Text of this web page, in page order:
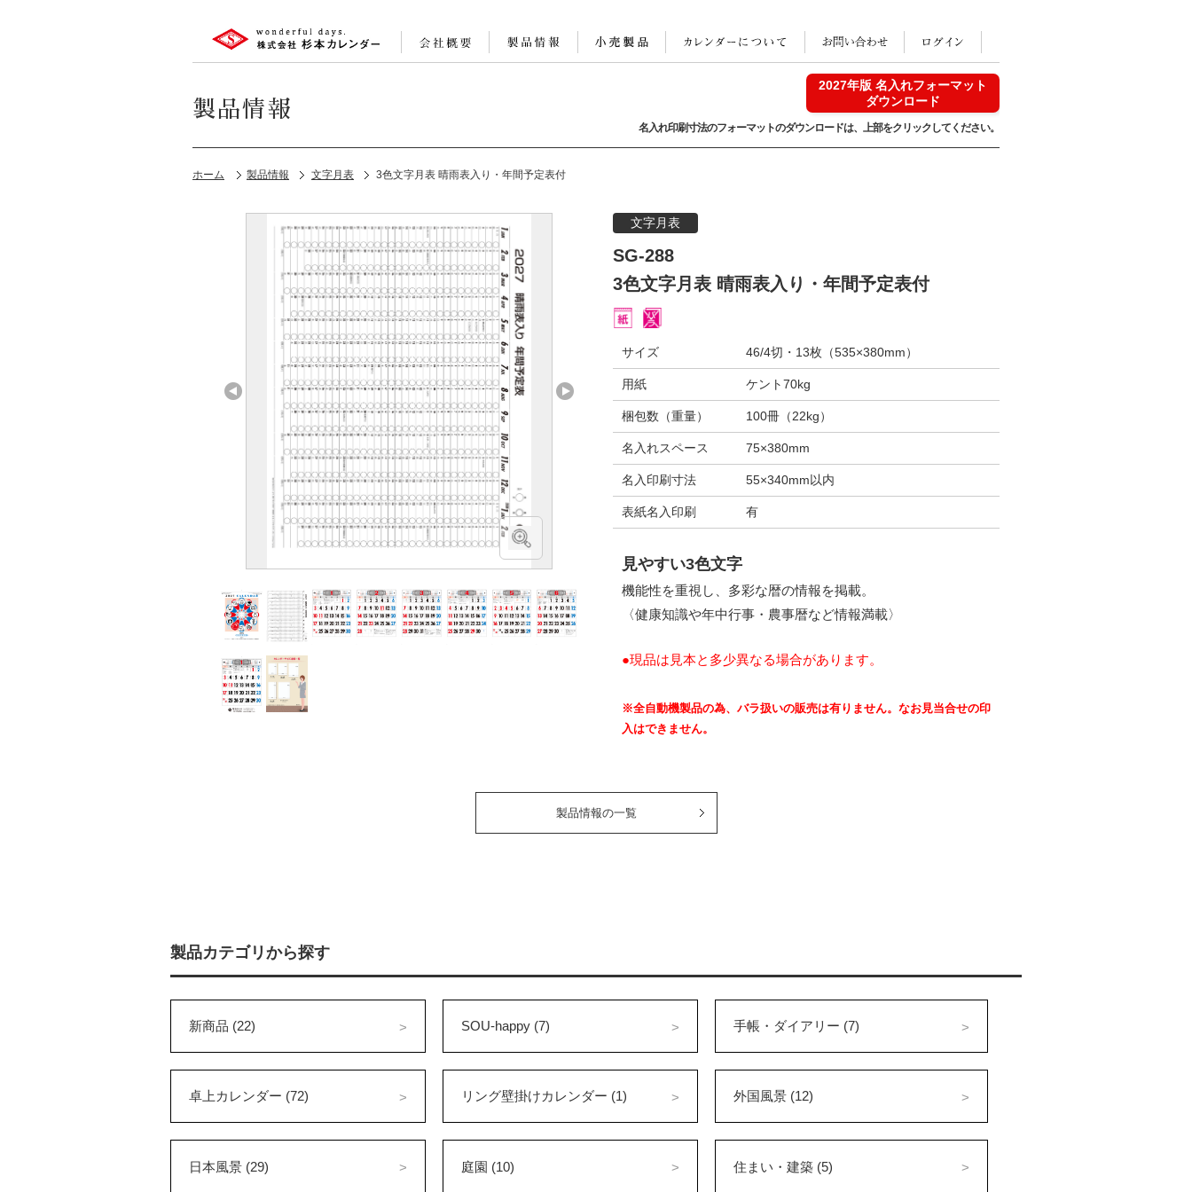
製品情報
2027年版 名入れフォーマット
ダウンロード
名入れ印刷寸法のフォーマットのダウンロードは、 上部をクリックしてください。
ホーム 製品情報 文字月表 3色文字月表 晴雨表入り・年間予定表付
文字月表
SG-288
3色文字月表 晴雨表入り・年間予定表付
サイズ 46/4切・13枚（535×380mm）
用紙 ケント70kg
梱包数（重量） 100冊（22kg）
名入れスペース 75×380mm
名入印刷寸法 55×340mm以内
表紙名入印刷 有
見やすい3色文字
機能性を重視し、多彩な暦の情報を掲載。
〈健康知識や年中行事・農事暦など情報満載〉
●現品は見本と多少異なる場合があります。
※全自動機製品の為、バラ扱いの販売は有りません。なお見当合せの印
入はできません。
製品情報の一覧
製品カテゴリから探す
新商品 (22) SOU-happy (7) 手帳・ダイアリー (7)
卓上カレンダー (72) リング壁掛けカレンダー (1) 外国風景 (12)
日本風景 (29) 庭園 (10) 住まい・建築 (5)